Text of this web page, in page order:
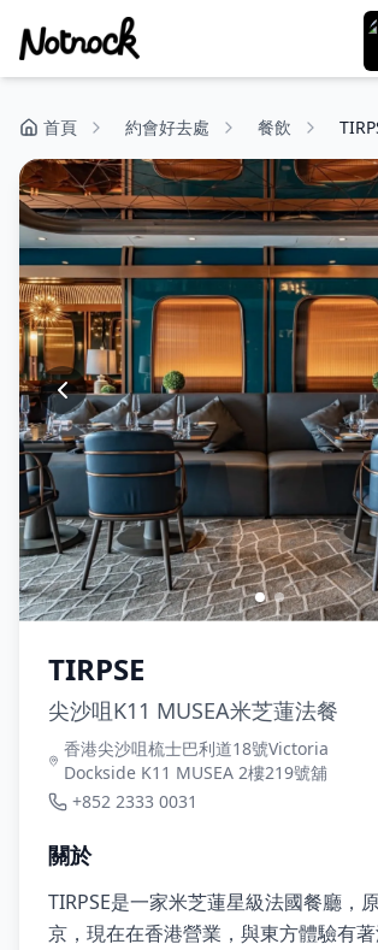
首頁 約會好去處 餐飲
TIRPSE
尖沙咀K11 MUSEA米芝蓮法餐
香港尖沙咀梳士巴利道18號Victoria
Dockside K11 MUSEA 2樓219號舖
+852 2333 0031
關於
TIRPSE是一家米芝蓮星級法國餐廳，
京，現在在香港營業，與東方體驗有著